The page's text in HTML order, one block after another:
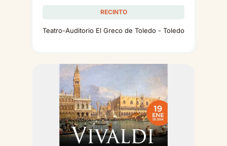
RECINTO
Teatro-Auditorio El Greco de Toledo - Toledo